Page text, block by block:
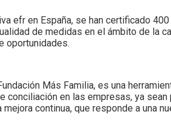
efr en España, se han certificado
de medidas en el ámbito de la
oportunidades.
Más Familia, es una
en las empresas, ya
continua, que responde a una